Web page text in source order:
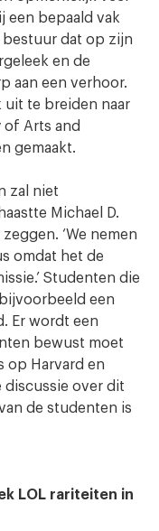
een bepaald vak
bestuur dat op zijn
en de
aan een verhoor.
uit te breiden naar
of Arts and
gemaakt.
zal niet
Michael D.
‘We nemen
omdat het de
Studenten die
een
Er wordt een
bewust moet
op Harvard en
discussie over dit
de studenten is
LOL rariteiten in